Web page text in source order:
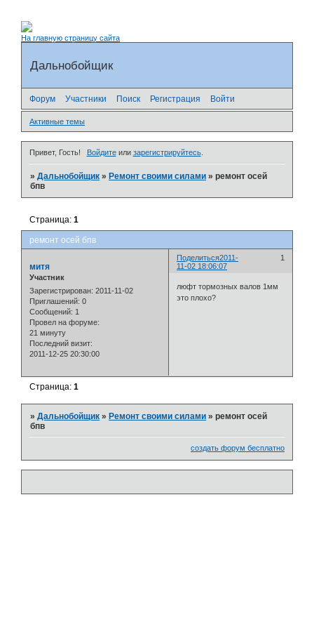
На главную страницу сайта
Дальнобойщик
Форум Участники Поиск Регистрация Войти
Активные темы
Привет, Гость! Войдитеили зарегистрируйтесь.
»Дальнобойщик »Ремонт своими силами »ремонт осей
бпв
ремонт осей бпв
Страница:1
Поделиться 1
2011-
11-02 18:06:07
митя
Участник
Зарегистрирован: 2011-11-02
Приглашений: 0
Сообщений: 1
Провел на форуме:
21 минуту
Последний визит:
2011-12-25 20:30:00
люфт тормозных валов 1мм
это плохо?
Страница:1
»Дальнобойщик »Ремонт своими силами »ремонт осей
бпв
создать форум бесплатно